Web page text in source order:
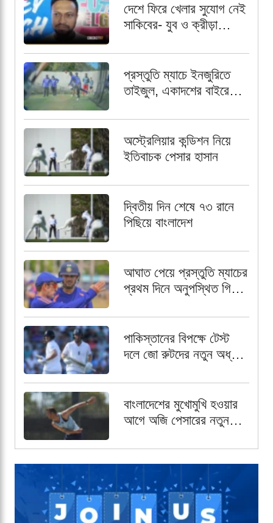
দেশে ফিরে খেলার সুযোগ নেই
সাকিবের- যুব ও ক্রীড়া
প্রস্তুতি ম্যাচে ইনজুরিতে
তাইজুল, একাদশের বাইরে
অস্ট্রেলিয়ার কন্ডিশন নিয়ে
ইতিবাচক পেসার হাসান
দ্বিতীয় দিন শেষে ৭৩ রানে
পিছিয়ে বাংলাদেশ
আঘাত পেয়ে প্রস্তুতি ম্যাচের
প্রথম দিনে অনুপস্থিত গিল,
পাকিস্তানের বিপক্ষে টেস্ট
দলে জো রুটদের নতুন অধ্যায়
বাংলাদেশের মুখোমুখি হওয়ার
আগে অজি পেসারের নতুন